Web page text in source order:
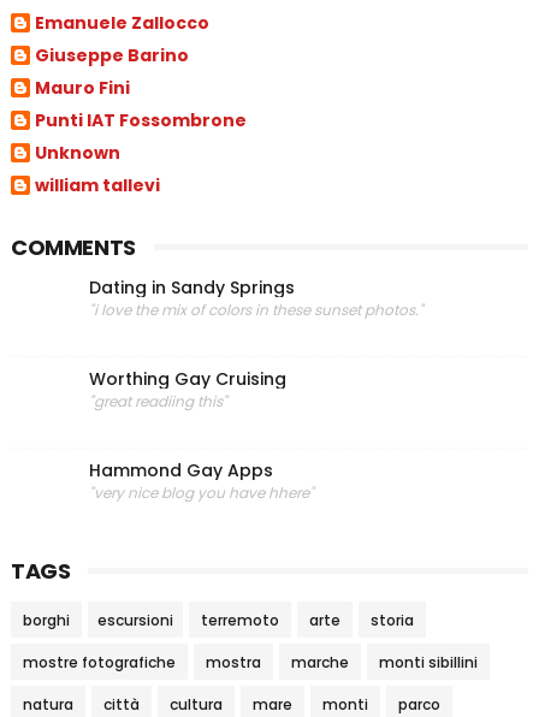
Emanuele Zallocco
Giuseppe Barino
Mauro Fini
Punti IAT Fossombrone
Unknown
william tallevi
COMMENTS
Dating in Sandy Springs
"i love the mix of colors in these sunset photos."
Worthing Gay Cruising
"great readiing this"
Hammond Gay Apps
"very nice blog you have hhere"
TAGS
borghi escursioni terremoto arte storia
mostre fotografiche mostra marche monti sibillini
natura città cultura mare monti parco